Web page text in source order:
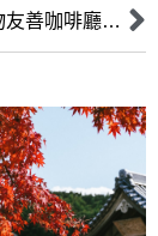
走進台南寵物友善咖啡廳：與毛孩共享愜意時光